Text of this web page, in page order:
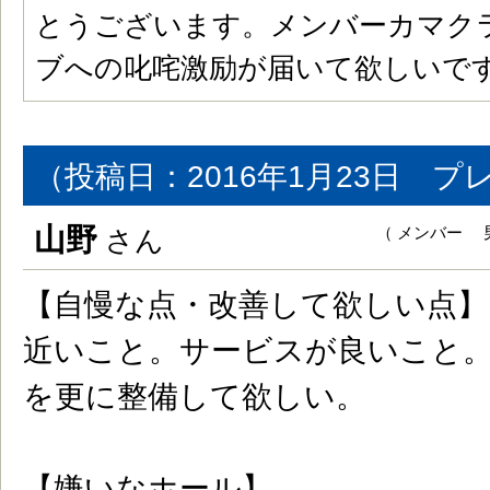
とうございます。メンバーカマ
ブへの叱咤激励が届いて欲しいで
（投稿日：2016年1月23日 プ
山野 さん （ メンバー
【自慢な点・改善して欲しい点】
近いこと。サービスが良いこと
を更に整備して欲しい。